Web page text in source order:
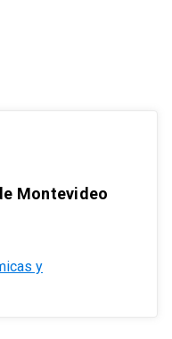
Montevideo
y